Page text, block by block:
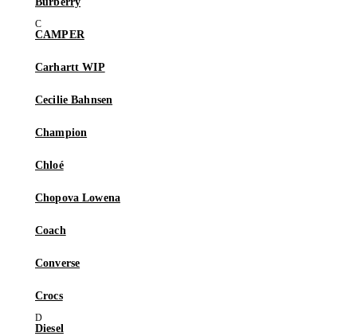
CAMPER
Carhartt WIP
Cecilie Bahnsen
Champion
Chloé
Chopova Lowena
Coach
Converse
Crocs
Diesel